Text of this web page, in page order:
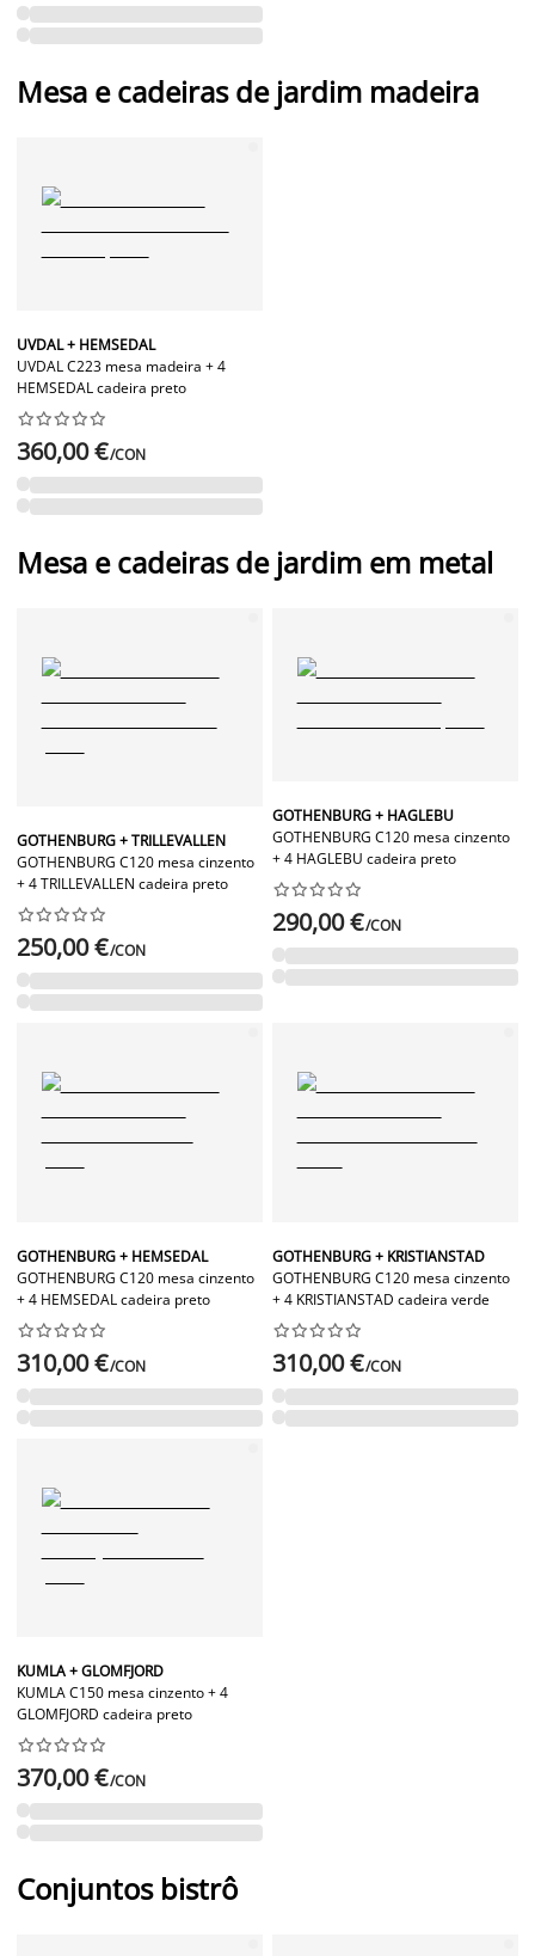
Mesa e cadeiras de jardim madeira
UVDAL + HEMSEDAL
UVDAL C223 mesa madeira + 4
HEMSEDAL cadeira preto






360,00 €/CON
Mesa e cadeiras de jardim em metal
GOTHENBURG + TRILLEVALLEN
GOTHENBURG C120 mesa cinzento
+ 4 TRILLEVALLEN cadeira preto






250,00 €/CON
GOTHENBURG + HAGLEBU
GOTHENBURG C120 mesa cinzento
+ 4 HAGLEBU cadeira preto






290,00 €/CON
GOTHENBURG + HEMSEDAL
GOTHENBURG C120 mesa cinzento
+ 4 HEMSEDAL cadeira preto






310,00 €/CON
GOTHENBURG + KRISTIANSTAD
GOTHENBURG C120 mesa cinzento
+ 4 KRISTIANSTAD cadeira verde






310,00 €/CON
KUMLA + GLOMFJORD
KUMLA C150 mesa cinzento + 4
GLOMFJORD cadeira preto






370,00 €/CON
Conjuntos bistrô